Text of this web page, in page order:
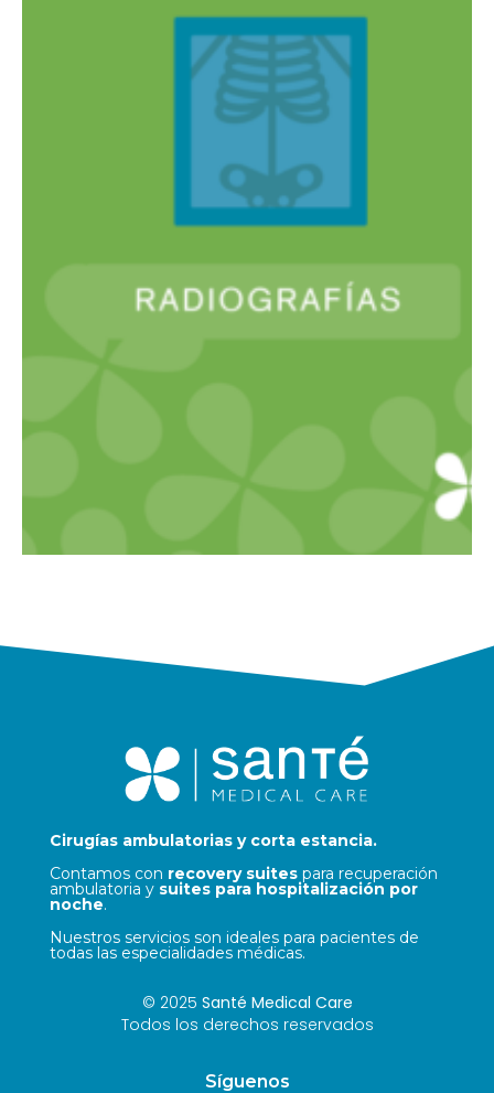
Cirugías ambulatorias y corta estancia.
Contamos con recovery suites para recuperación
ambulatoria y suites para hospitalización por
noche.
Nuestros servicios son ideales para pacientes de
todas las especialidades médicas.
© 2025 Santé Medical Care
Todos los derechos reservados
Síguenos